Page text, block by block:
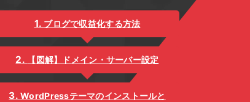
ブログで収益化する方法
【図解】ドメイン・サーバー設定
WordPressテーマのインストールと